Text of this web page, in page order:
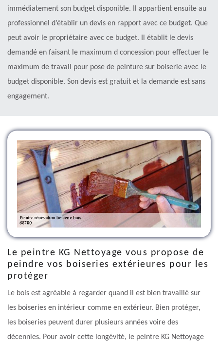
immédiatement son budget disponible. Il appartient ensuite au
professionnel d’établir un devis en rapport avec ce budget. Que
peut avoir le propriétaire avec ce budget. Il établit le devis
demandé en faisant le maximum d concession pour effectuer le
maximum de travail pour pose de peinture sur boiserie avec le
budget disponible. Son devis est gratuit et la demande est sans
engagement.
Le peintre KG Nettoyage vous propose de
peindre vos boiseries extérieures pour les
protéger
Le bois est agréable à regarder quand il est bien travaillé sur
les boiseries en intérieur comme en extérieur. Bien protéger,
les boiseries peuvent durer plusieurs années voire des
décennies. Pour avoir cette longévité, le peintre KG Nettoyage